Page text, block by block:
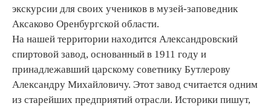
экскурсии для своих учеников в музей-заповедник
Аксаково Оренбургской области.
На нашей территории находится Александровский
спиртовой завод, основанный в 1911 году и
принадлежавший царскому советнику Бутлерову
Александру Михайловичу. Этот завод считается одним
из старейших предприятий отрасли. Историки пишут,